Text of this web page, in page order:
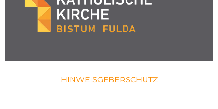
HINWEISGEBERSCHUTZ